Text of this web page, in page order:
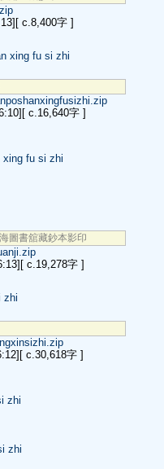
[ c.8,400字 ]
xing fu si zhi
[ c.16,640字 ]
xing fu si zhi
圖書舘藏鈔本影印
[ c.19,278字 ]
zhi
[ c.30,618字 ]
zhi
zhi